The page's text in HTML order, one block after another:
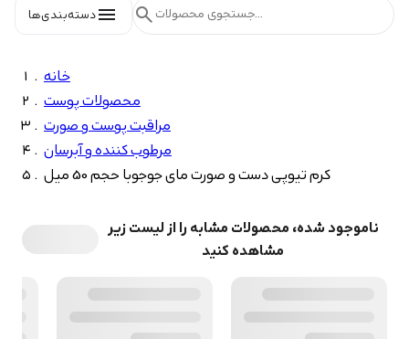
menuدسته‌بندی‌ها search
خانه
محصولات پوست
مراقبت پوست و صورت
مرطوب کننده و آبرسان
کرم تیوپی دست و صورت مای جوجوبا حجم 50 میل
ناموجود شده، محصولات مشابه را از لیست زیر
مشاهده کنید